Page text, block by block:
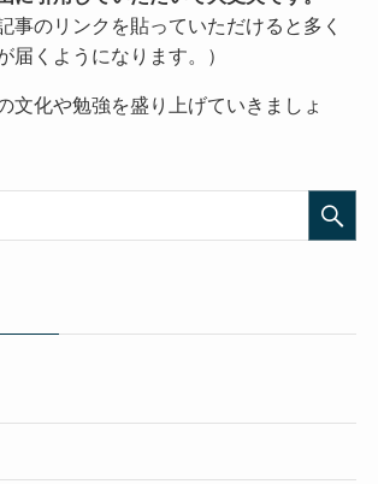
事のリンクを貼っていただけると多く
届くようになります。）
文化や勉強を盛り上げていきましょ